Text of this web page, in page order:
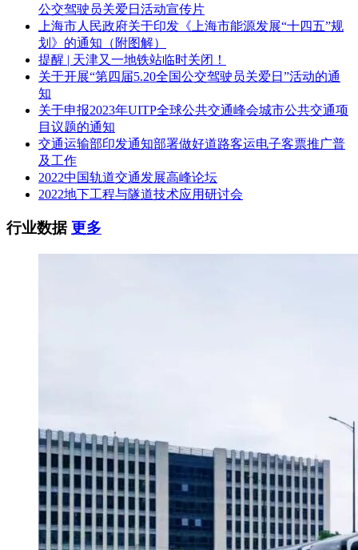
公交驾驶员关爱日活动宣传片
上海市人民政府关于印发《上海市能源发展“十四五”规
划》的通知（附图解）
提醒 | 天津又一地铁站临时关闭！
关于开展“第四届5.20全国公交驾驶员关爱日”活动的通
知
关于申报2023年UITP全球公共交通峰会城市公共交通项
目议题的通知
交通运输部印发通知部署做好道路客运电子客票推广普
及工作
2022中国轨道交通发展高峰论坛
2022地下工程与隧道技术应用研讨会
行业数据更多